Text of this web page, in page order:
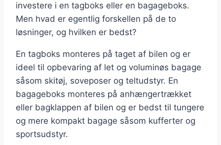
investere i en tagboks eller en bagageboks.
Men hvad er egentlig forskellen på de to
løsninger, og hvilken er bedst?
En tagboks monteres på taget af bilen og er
ideel til opbevaring af let og voluminøs bagage
såsom skitøj, soveposer og teltudstyr. En
bagageboks monteres på anhængertrækket
eller bagklappen af bilen og er bedst til tungere
og mere kompakt bagage såsom kufferter og
sportsudstyr.